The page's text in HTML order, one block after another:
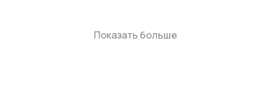
Показать больше